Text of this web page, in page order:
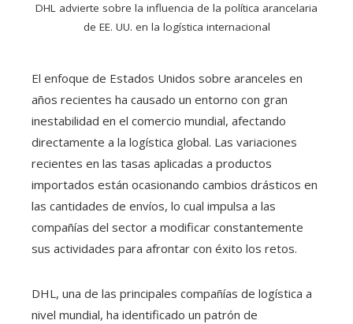
DHL advierte sobre la influencia de la política arancelaria
de EE. UU. en la logística internacional
El enfoque de Estados Unidos sobre aranceles en
años recientes ha causado un entorno con gran
inestabilidad en el comercio mundial, afectando
directamente a la logística global. Las variaciones
recientes en las tasas aplicadas a productos
importados están ocasionando cambios drásticos en
las cantidades de envíos, lo cual impulsa a las
compañías del sector a modificar constantemente
sus actividades para afrontar con éxito los retos.
DHL, una de las principales compañías de logística a
nivel mundial, ha identificado un patrón de